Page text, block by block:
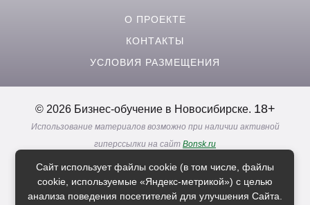
О ПРОЕКТЕ
КОНТАКТЫ
УСЛОВИЯ РАЗМЕЩЕНИЯ
© 2026 Бизнес-обучение в Новосибирске. 18+
Использование материалов возможно при наличии активной
гиперссылки на сайт Bonsk.ru
Реклама. Информация о рекламодателях по ссылкам
Политика в отношении обработки персональных данных
Сайт использует файлы cookie (в том числе, файлы
cookie, используемые «Яндекс-метрикой») с целью
анализа поведения посетителей для улучшения Сайта.